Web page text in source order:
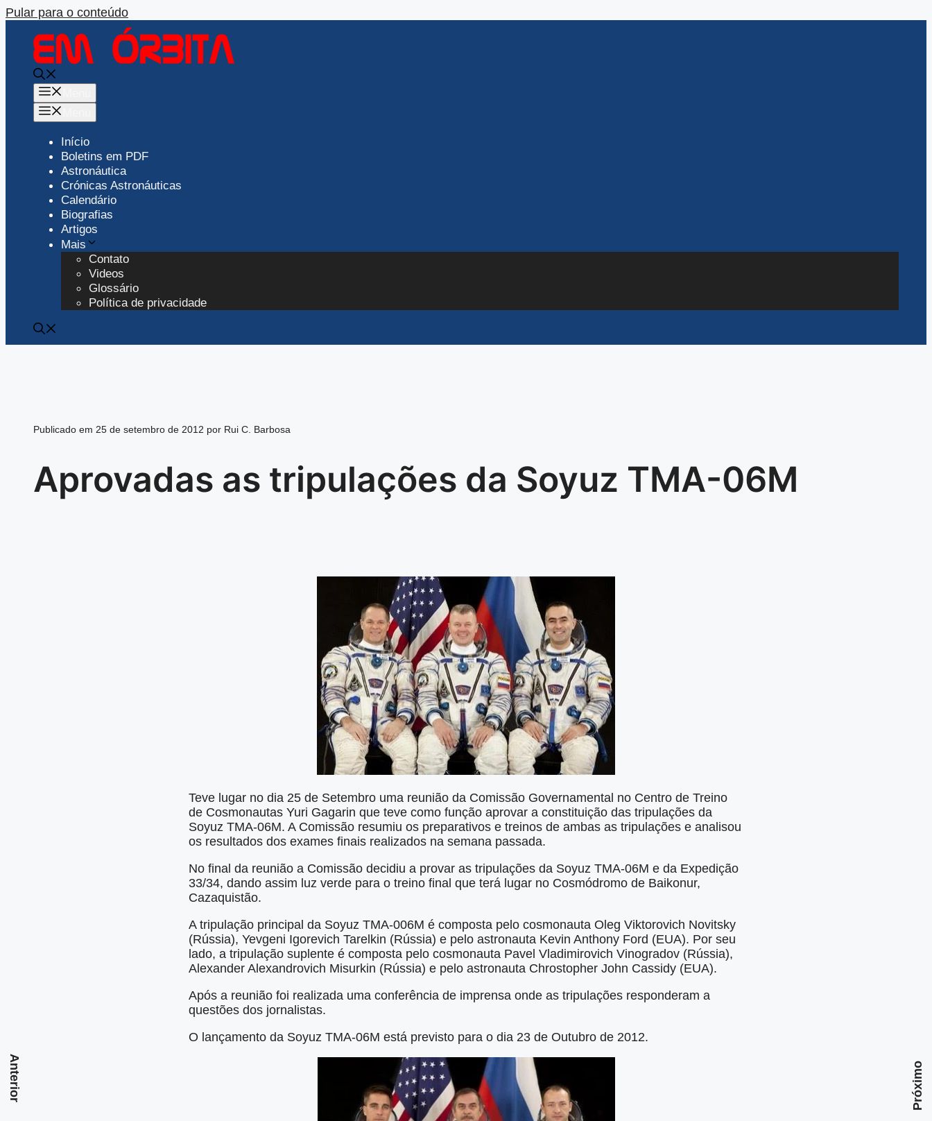
Pular para o conteúdo
Início
Boletins em PDF
Astronáutica
Crónicas Astronáuticas
Calendário
Biografias
Artigos
Mais
Contato
Videos
Glossário
Política de privacidade
Publicado em 25 de setembro de 2012 por Rui C. Barbosa
Aprovadas as tripulações da Soyuz TMA-06M
Teve lugar no dia 25 de Setembro uma reunião da Comissão Governamental no Centro de Treino
de Cosmonautas Yuri Gagarin que teve como função aprovar a constituição das tripulações da
Soyuz TMA-06M. A Comissão resumiu os preparativos e treinos de ambas as tripulações e analisou
os resultados dos exames finais realizados na semana passada.
No final da reunião a Comissão decidiu a provar as tripulações da Soyuz TMA-06M e da Expedição
33/34, dando assim luz verde para o treino final que terá lugar no Cosmódromo de Baikonur,
Cazaquistão.
A tripulação principal da Soyuz TMA-006M é composta pelo cosmonauta Oleg Viktorovich Novitsky
(Rússia), Yevgeni Igorevich Tarelkin (Rússia) e pelo astronauta Kevin Anthony Ford (EUA). Por seu
lado, a tripulação suplente é composta pelo cosmonauta Pavel Vladimirovich Vinogradov (Rússia),
Alexander Alexandrovich Misurkin (Rússia) e pelo astronauta Chrostopher John Cassidy (EUA).
Após a reunião foi realizada uma conferência de imprensa onde as tripulações responderam a
questões dos jornalistas.
O lançamento da Soyuz TMA-06M está previsto para o dia 23 de Outubro de 2012.
Anterior Próximo